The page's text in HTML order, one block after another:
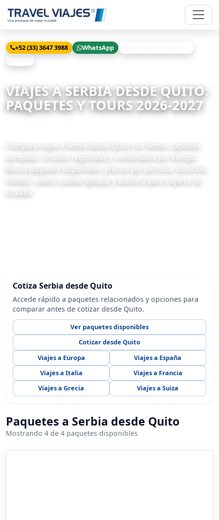
+52 (33) 3647 3988 WhatsApp
VIAJES A SERBIA DESDE QUITO:
PAQUETES Y TOURS 2026-2027
Compara viajes a Serbia desde Quito con Serbia, capitales
europeas, circuitos regionales y combinados por Europa.
Revisa paquetes disponibles, precios por persona, duración,
hoteles, vuelos cuando aplique y asesoría para viajeros de
Ecuador.
Cotiza Serbia desde Quito
Accede rápido a paquetes relacionados y opciones para
comparar antes de cotizar desde Quito.
Ver paquetes disponibles
Cotizar desde Quito
Viajes a Europa
Viajes a España
Viajes a Italia
Viajes a Francia
Viajes a Grecia
Viajes a Suiza
Paquetes a Serbia desde Quito
Mostrando 4 de 4 paquetes disponibles